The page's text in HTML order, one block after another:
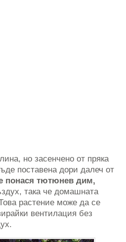
но засенчено от пряка
поставена дори далеч от
понася тютюнев дим,
така че домашната
растение може да се
вентилация без